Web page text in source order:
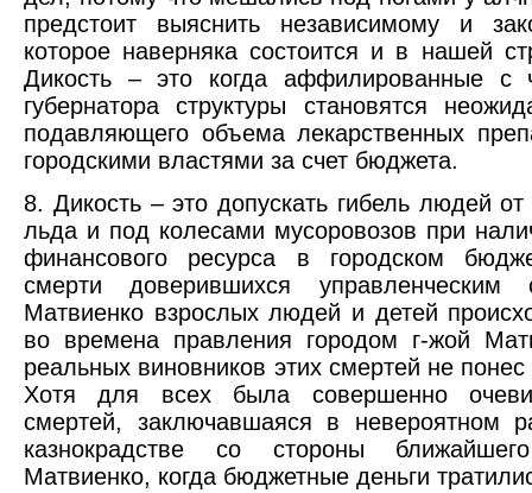
предстоит выяснить независимому и
которое наверняка состоится и в нашей
Дикость – это когда аффилированные с
губернатора структуры становятся
подавляющего объема лекарственных
городскими властями за счет бюджета.
8. Дикость – это допускать гибель людей
льда и под колесами мусоровозов при
финансового ресурса в городском
смерти доверившихся управленческим
Матвиенко взрослых людей и детей
во времена правления городом г-жой
реальных виновников этих смертей не понес
Хотя для всех была совершенно
смертей, заключавшаяся в невероятном
казнокрадстве со стороны
Матвиенко, когда бюджетные деньги